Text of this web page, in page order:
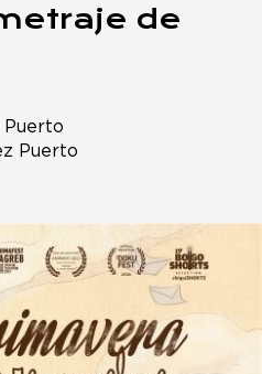
de
Puerto
Puerto